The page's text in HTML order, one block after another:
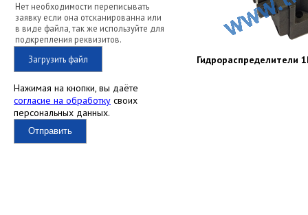
Нет необходимости переписывать
заявку если она отсканированна или
в виде файла, так же используйте для
подкрепления реквизитов.
Загрузить файл
Нажимая на кнопки, вы даёте
согласие на обработку своих
персональных данных.
Отправить
Гидрораспределители